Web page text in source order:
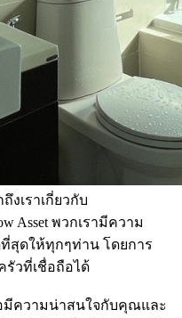
เราเกี่ยวกับ
Asset พวกเรามีความ
สุดให้ทุกๆท่าน โดยการ
วที่เชื่อถือได้
มีความน่าสนใจกับคุณและ